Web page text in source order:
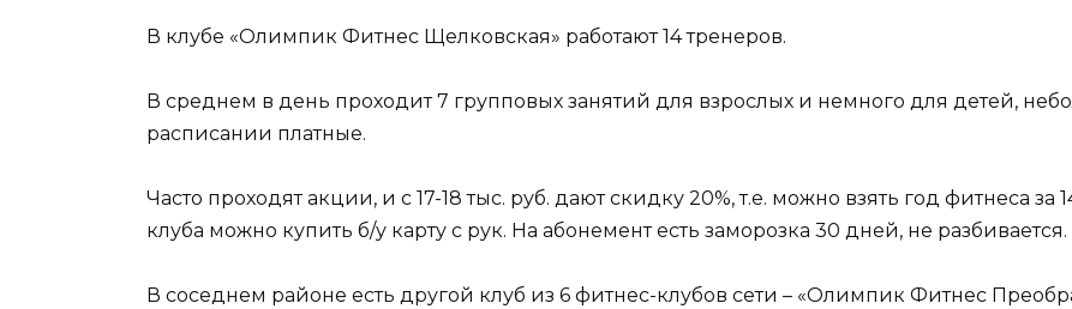
В клубе «Олимпик Фитнес Щелковская» работают 14 тренеров.
В среднем в день проходит 7 групповых занятий для взрослых и немного для детей,
расписании платные.
Часто проходят акции, и с 17-18 тыс. руб. дают скидку 20%, т.е. можно взять год фитнеса
клуба можно купить б/у карту с рук. На абонемент есть заморозка 30 дней, не разбивается.
В соседнем районе есть другой клуб из 6 фитнес-клубов сети – «Олимпик Фитнес